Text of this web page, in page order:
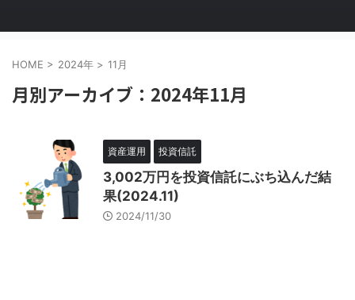
HOME > 2024年 > 11月
月別アーカイブ：2024年11月
資産運用 投資信託
3,002万円を投資信託にぶち込んだ結
果(2024.11)
2024/11/30